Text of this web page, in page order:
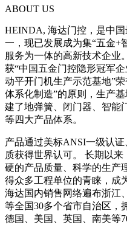
ABOUT US
HEINDA, 海达门控，是中
一，现已发展成为集“五金+
服务为一体的高新技术企业
获“中国五金门控隐形冠军
动平开门机生产示范基地”
体系化制造”的原则，生产
建了地弹簧、闭门器、智能
等四大产品体系。
产品通过美标ANSI一级认
质获得世界认可。 长期以
硬的产品质量、科学的生产
得众多工程单位的青睐，成
海达国内销售网络遍布浙江
等全国30多个省市自治区，
德国、美国、英国、南美等